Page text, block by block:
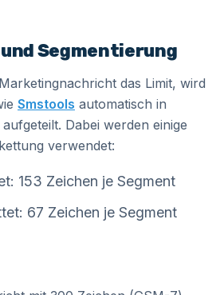
und Segmentierung
das Limit, wird
Smstools automatisch in
Dabei werden einige
verwendet:
153 Zeichen je Segment
67 Zeichen je Segment